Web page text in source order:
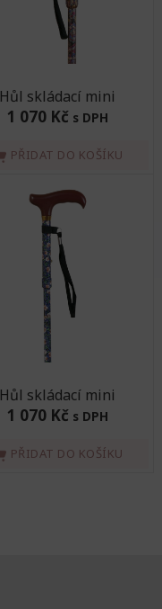
Hůl skládací mini
1 070 Kč s DPH
PŘIDAT DO KOŠÍKU
Hůl skládací mini
1 070 Kč s DPH
PŘIDAT DO KOŠÍKU